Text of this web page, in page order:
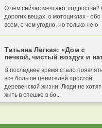
О чем сейчас мечтают подростки?
дорогих вещах, о мотоциклах - обо
всем, о чем угодно, но только не о
Татьяна Легкая: «Дом с
печкой, чистый воздух и
В последнее время стало
все больше ценителей простой
деревенской жизни. Люди не хотят
жить в спешке в бо...